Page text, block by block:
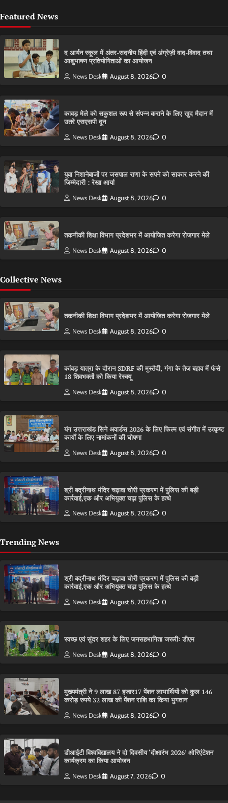
Featured News
द आर्यन स्कूल में अंतर-सदनीय हिंदी एवं अंग्रेज़ी वाद-विवाद तथा
आशुभाषण प्रतियोगिताओं का आयोजन
News Desk August 8, 2026 0
कावड़ मेले को सकुशल रूप से संपन्न कराने के लिए खुद मैदान में
उतरे एसएसपी दून
News Desk August 8, 2026 0
युवा निशानेबाजों पर जसपाल राणा के सपने को साकार करने की
जिम्मेदारी : रेखा आर्या
News Desk August 8, 2026 0
तकनीकी शिक्षा विभाग प्रदेशभर में आयोजित करेगा रोजगार मेले
News Desk August 8, 2026 0
Collective News
तकनीकी शिक्षा विभाग प्रदेशभर में आयोजित करेगा रोजगार मेले
News Desk August 8, 2026 0
कांवड़ यात्रा के दौरान SDRF की मुस्तैदी, गंगा के तेज बहाव में फंसे
18 शिवभक्तों को किया रेस्क्यू
News Desk August 8, 2026 0
यंग उत्तराखंड सिने अवार्डस 2026 के लिए फिल्म एवं संगीत में उत्कृष्ट
कार्यों के लिए नामांकनों की घोषणा
News Desk August 8, 2026 0
श्री बद्रीनाथ मंदिर चढ़ावा चोरी प्रकरण में पुलिस की बड़ी
कार्रवाई,एक और अभियुक्त चढ़ा पुलिस के हत्थे
News Desk August 8, 2026 0
Trending News
श्री बद्रीनाथ मंदिर चढ़ावा चोरी प्रकरण में पुलिस की बड़ी
कार्रवाई,एक और अभियुक्त चढ़ा पुलिस के हत्थे
News Desk August 8, 2026 0
स्वच्छ एवं सुंदर शहर के लिए जनसहभागिता जरूरीः डीएम
News Desk August 8, 2026 0
मुख्यमंत्री ने 9 लाख 87 हजार17 पेंशन लाभार्थियों को कुल 146
करोड़ रुपये 32 लाख की पेंशन राशि का किया भुगतान
News Desk August 8, 2026 0
डीआईटी विश्वविद्यालय ने दो दिवसीय ‘दीक्षारंभ 2026’ ओरिएंटेशन
कार्यक्रम का किया आयोजन
News Desk August 7, 2026 0